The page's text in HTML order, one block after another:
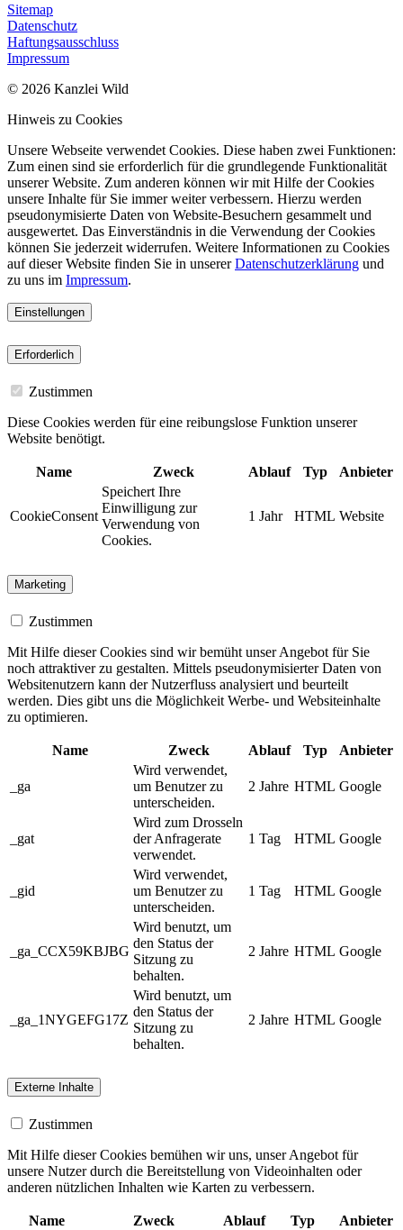
Sitemap
Datenschutz
Haftungsausschluss
Impressum
© 2026 Kanzlei Wild
Hinweis zu Cookies
Unsere Webseite verwendet Cookies. Diese haben zwei Funktionen:
Zum einen sind sie erforderlich für die grundlegende Funktionalität
unserer Website. Zum anderen können wir mit Hilfe der Cookies
unsere Inhalte für Sie immer weiter verbessern. Hierzu werden
pseudonymisierte Daten von Website-Besuchern gesammelt und
ausgewertet. Das Einverständnis in die Verwendung der Cookies
können Sie jederzeit widerrufen. Weitere Informationen zu Cookies
auf dieser Website finden Sie in unsererDatenschutzerklärung und
zu uns im Impressum.
Einstellungen
Erforderlich
Zustimmen
Diese Cookies werden für eine reibungslose Funktion unserer
Website benötigt.
Name Zweck Ablauf Typ Anbieter
CookieConsent
Speichert Ihre
Einwilligung zur
Verwendung von
Cookies.
1 Jahr HTML Website
Marketing
Zustimmen
Mit Hilfe dieser Cookies sind wir bemüht unser Angebot für Sie
noch attraktiver zu gestalten. Mittels pseudonymisierter Daten von
Websitenutzern kann der Nutzerfluss analysiert und beurteilt
werden. Dies gibt uns die Möglichkeit Werbe- und Websiteinhalte
zu optimieren.
Name Zweck Ablauf Typ Anbieter
_ga
Wird verwendet,
um Benutzer zu
unterscheiden.
2 Jahre HTML Google
_gat
Wird zum Drosseln
der Anfragerate
verwendet.
1 Tag HTML Google
_gid
Wird verwendet,
um Benutzer zu
unterscheiden.
1 Tag HTML Google
_ga_CCX59KBJBG
Wird benutzt, um
den Status der
Sitzung zu
behalten.
2 Jahre HTML Google
_ga_1NYGEFG17Z
Wird benutzt, um
den Status der
Sitzung zu
behalten.
2 Jahre HTML Google
Externe Inhalte
Zustimmen
Mit Hilfe dieser Cookies bemühen wir uns, unser Angebot für
unsere Nutzer durch die Bereitstellung von Videoinhalten oder
anderen nützlichen Inhalten wie Karten zu verbessern.
Name Zweck Ablauf Typ Anbieter